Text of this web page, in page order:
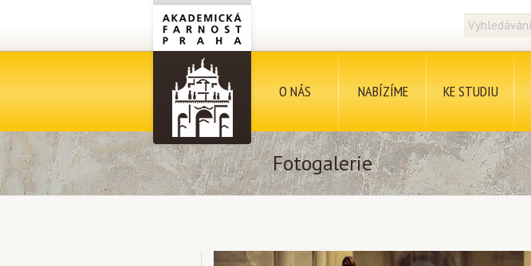
O NÁS NABÍZÍME KE STUDIU
Fotogalerie